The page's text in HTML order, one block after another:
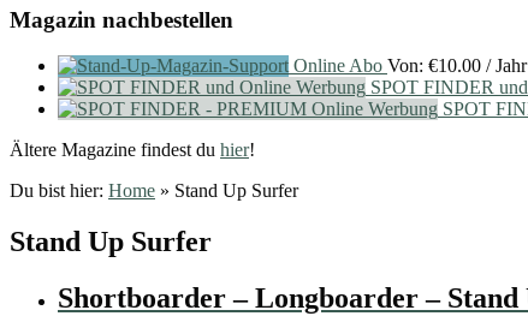
Magazin nachbestellen
Online Abo Von: €10.00 / Jahr
SPOT FINDER
SPOT
Ältere Magazine findest du hier!
Du bist hier: Home » Stand Up Surfer
Stand Up Surfer
Shortboarder – Longboarder –